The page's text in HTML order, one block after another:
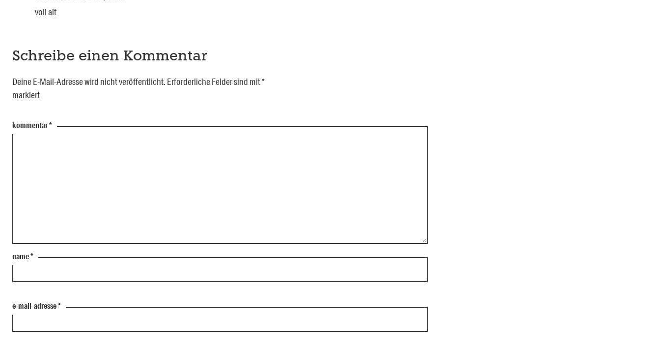
voll alt
Schreibe einen Kommentar
Deine E-Mail-Adresse wird nicht veröffentlicht. Erforderliche Felder sind mit*
markiert
kommentar*
name*
e-mail-adresse*